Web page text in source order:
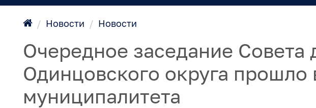
/ Новости / Новости
Очередное заседание Совета
Одинцовского округа
муниципалитета